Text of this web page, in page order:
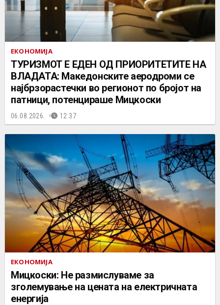
ЕКОНОМИЈА
ТУРИЗМОТ Е ЕДЕН ОД ПРИОРИТЕТИТЕ НА
ВЛАДАТА: Македонските аеродроми се
најбрзорастечки во регионот по бројот на
патници, потенцираше Мицкоски
06.08.2026. 12:37
ЕКОНОМИЈА
Мицкоски: Не размислуваме за
зголемување на цената на електричната
енергија